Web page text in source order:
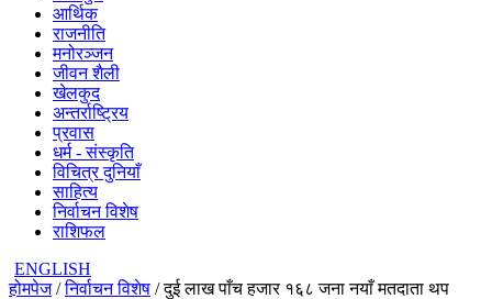
आर्थिक
राजनीति
मनोरञ्जन
जीवन शैली
खेलकुद
अन्तर्राष्ट्रिय
प्रवास
धर्म - संस्कृति
विचित्र दुनियाँ
साहित्य
निर्वाचन विशेष
राशिफल
ENGLISH
होमपेज/निर्वाचन विशेष / दुई लाख पाँच हजार १६८ जना नयाँ मतदाता थप